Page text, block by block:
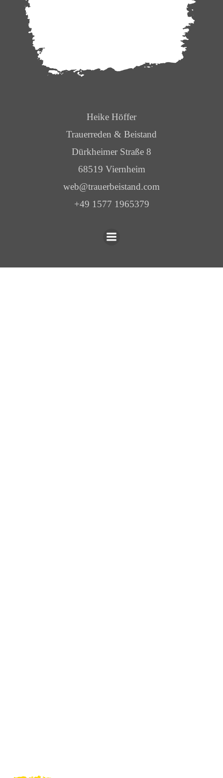
Heike Höffer
Trauerreden & Beistand
Dürkheimer Straße 8
68519 Viernheim
web@trauerbeistand.com
+49 1577 1965379